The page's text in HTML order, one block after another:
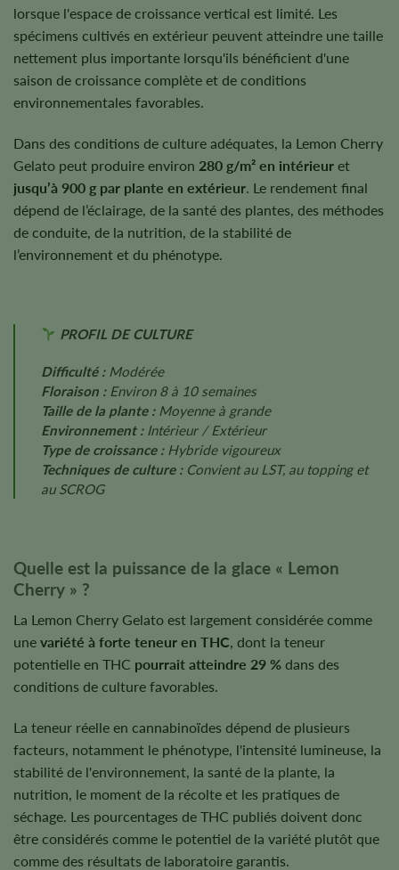
lorsque l'espace de croissance vertical est limité. Les
spécimens cultivés en extérieur peuvent atteindre une taille
nettement plus importante lorsqu'ils bénéficient d'une
saison de croissance complète et de conditions
environnementales favorables.
Dans des conditions de culture adéquates, la Lemon Cherry
Gelato peut produire environ 280 g/m² en intérieur et
jusqu’à 900 g par plante en extérieur . Le rendement final
dépend de l’éclairage, de la santé des plantes, des méthodes
de conduite, de la nutrition, de la stabilité de
l’environnement et du phénotype.
PROFIL DE CULTURE
Difficulté :Modérée
Floraison :Environ 8 à 10 semaines
Taille de la plante :Moyenne à grande
Environnement :Intérieur / Extérieur
Type de croissance :Hybride vigoureux
Techniques de culture :Convient au LST, au topping et
au SCROG
Quelle est la puissance de la glace « Lemon
Cherry » ?
La Lemon Cherry Gelato est largement considérée comme
une variété à forte teneur en THC, dont la teneur
potentielle en THC pourrait atteindre 29 % dans des
conditions de culture favorables.
La teneur réelle en cannabinoïdes dépend de plusieurs
facteurs, notamment le phénotype, l'intensité lumineuse, la
stabilité de l'environnement, la santé de la plante, la
nutrition, le moment de la récolte et les pratiques de
séchage. Les pourcentages de THC publiés doivent donc
être considérés comme le potentiel de la variété plutôt que
comme des résultats de laboratoire garantis.